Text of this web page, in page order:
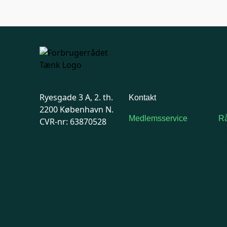
Ryesgade 3 A, 2. th.
2200 København N.
CVR-nr: 63870528
Kontakt
Medlemsservice